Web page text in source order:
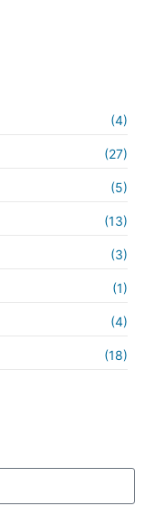
(4)
(27)
(5)
(13)
(3)
(1)
(4)
(18)